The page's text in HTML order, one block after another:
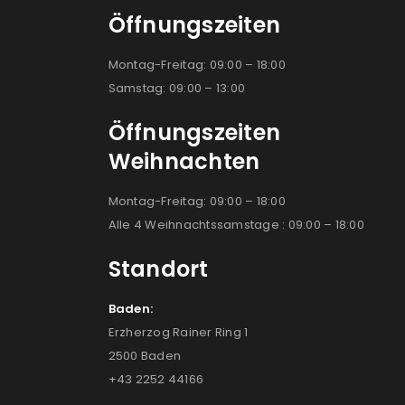
Öffnungszeiten
Montag-Freitag: 09:00 – 18:00
Samstag: 09:00 – 13:00
Öffnungszeiten
Weihnachten
Montag-Freitag: 09:00 – 18:00
Alle 4 Weihnachtssamstage : 09:00 – 18:00
Standort
Baden:
Erzherzog Rainer Ring 1
2500 Baden
+43 2252 44166